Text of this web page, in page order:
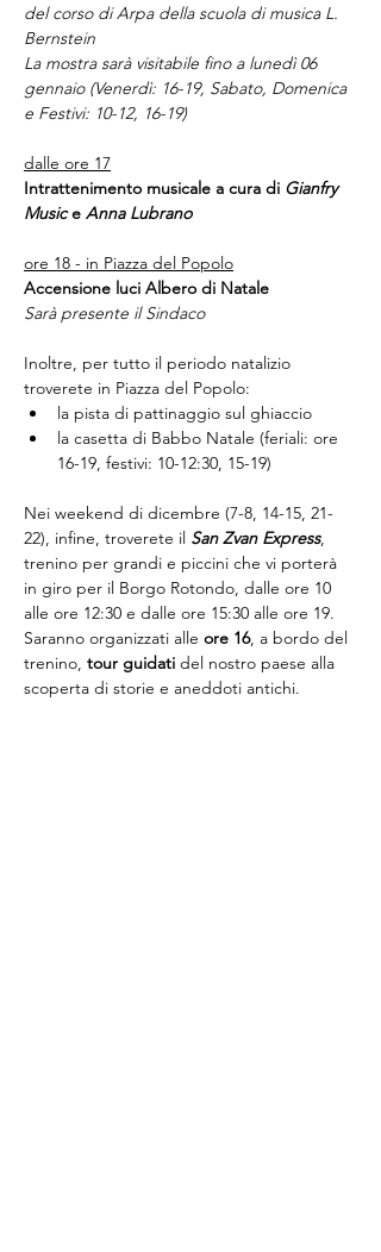
del corso di Arpa della scuola di musica L.
Bernstein
La mostra sarà visitabile fino a lunedì 06
gennaio (Venerdì: 16-19, Sabato, Domenica
e Festivi: 10-12, 16-19)
dalle ore 17
Intrattenimento musicale a cura di Gianfry
Music e Anna Lubrano
ore 18 - in Piazza del Popolo
Accensione luci Albero di Natale
Sarà presente il Sindaco
Inoltre, per tutto il periodo natalizio
troverete in Piazza del Popolo:
la pista di pattinaggio sul ghiaccio
la casetta di Babbo Natale (feriali: ore
16-19, festivi: 10-12:30, 15-19)
Nei weekend di dicembre (7-8, 14-15, 21-
22), infine, troverete il San Zvan Express,
trenino per grandi e piccini che vi porterà
in giro per il Borgo Rotondo, dalle ore 10
alle ore 12:30 e dalle ore 15:30 alle ore 19.
Saranno organizzati alle ore 16, a bordo del
trenino, tour guidati del nostro paese alla
scoperta di storie e aneddoti antichi.